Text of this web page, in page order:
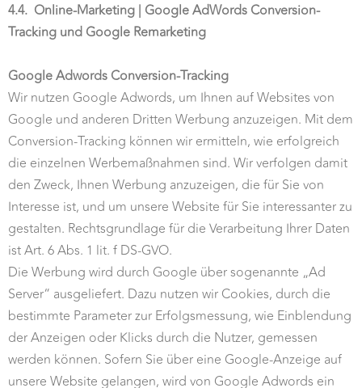
4.4. Online-Marketing | Google AdWords Conversion-
Tracking und Google Remarketing
Google Adwords Conversion-Tracking
Wir nutzen Google Adwords, um Ihnen auf Websites von
Google und anderen Dritten Werbung anzuzeigen. Mit dem
Conversion-Tracking können wir ermitteln, wie erfolgreich
die einzelnen Werbemaßnahmen sind. Wir verfolgen damit
den Zweck, Ihnen Werbung anzuzeigen, die für Sie von
Interesse ist, und um unsere Website für Sie interessanter zu
gestalten. Rechtsgrundlage für die Verarbeitung Ihrer Daten
ist Art. 6 Abs. 1 lit. f DS-GVO.
Die Werbung wird durch Google über sogenannte „Ad
Server“ ausgeliefert. Dazu nutzen wir Cookies, durch die
bestimmte Parameter zur Erfolgsmessung, wie Einblendung
der Anzeigen oder Klicks durch die Nutzer, gemessen
werden können. Sofern Sie über eine Google-Anzeige auf
unsere Website gelangen, wird von Google Adwords ein